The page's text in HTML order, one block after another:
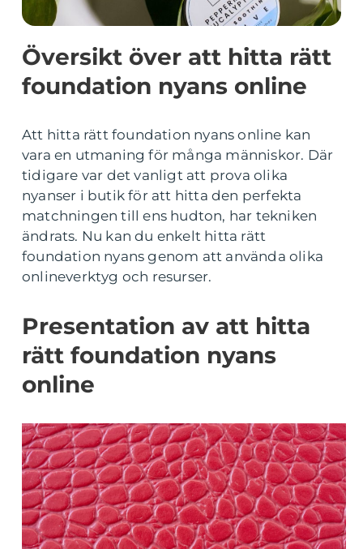
Översikt över att hitta rätt
foundation nyans online
Att hitta rätt foundation nyans online kan
vara en utmaning för många människor. Där
tidigare var det vanligt att prova olika
nyanser i butik för att hitta den perfekta
matchningen till ens hudton, har tekniken
ändrats. Nu kan du enkelt hitta rätt
foundation nyans genom att använda olika
onlineverktyg och resurser.
Presentation av att hitta
rätt foundation nyans
online